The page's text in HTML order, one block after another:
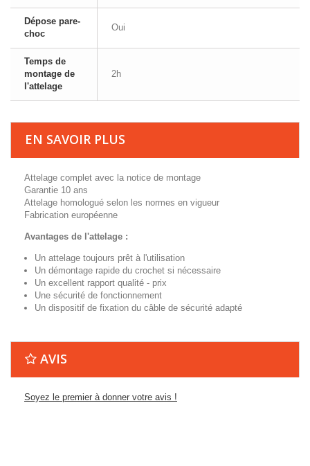
Dépose pare-
choc
Oui
Temps de
montage de
l'attelage
2h
EN SAVOIR PLUS
Attelage complet avec la notice de montage
Garantie 10 ans
Attelage homologué selon les normes en vigueur
Fabrication européenne
Avantages de l'attelage :
Un attelage toujours prêt à l'utilisation
Un démontage rapide du crochet si nécessaire
Un excellent rapport qualité - prix
Une sécurité de fonctionnement
Un dispositif de fixation du câble de sécurité adapté
AVIS
Soyez le premier à donner votre avis !